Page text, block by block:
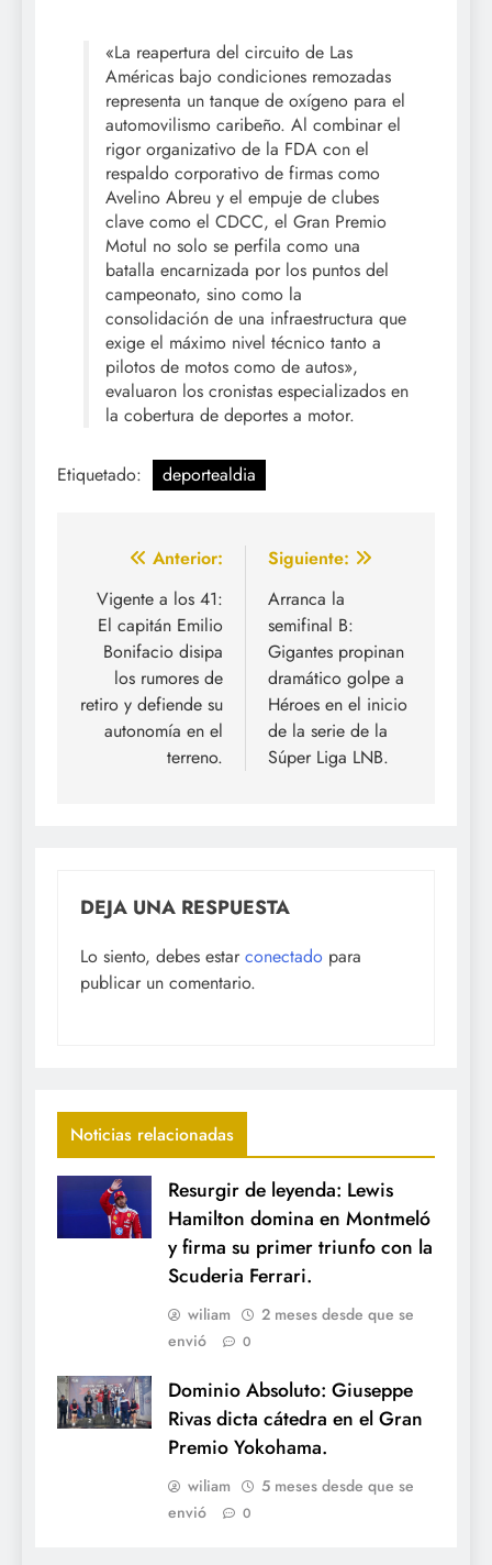
«La reapertura del circuito de Las
Américas bajo condiciones remozadas
representa un tanque de oxígeno para el
automovilismo caribeño. Al combinar el
rigor organizativo de la FDA con el
respaldo corporativo de firmas como
Avelino Abreu y el empuje de clubes
clave como el CDCC, el Gran Premio
Motul no solo se perfila como una
batalla encarnizada por los puntos del
campeonato, sino como la
consolidación de una infraestructura que
exige el máximo nivel técnico tanto a
pilotos de motos como de autos»,
evaluaron los cronistas especializados en
la cobertura de deportes a motor.
Etiquetado: deportealdia
Navegación
de
entradas
Anterior:
Vigente a los 41:
El capitán Emilio
Bonifacio disipa
los rumores de
retiro y defiende su
autonomía en el
terreno.
Siguiente:
Arranca la
semifinal B:
Gigantes propinan
dramático golpe a
Héroes en el inicio
de la serie de la
Súper Liga LNB.
DEJA UNA RESPUESTA
Lo siento, debes estar conectado para
publicar un comentario.
Noticias relacionadas
Resurgir de leyenda: Lewis
Hamilton domina en Montmeló
y firma su primer triunfo con la
Scuderia Ferrari.
wiliam
2 meses desde que se
envió
0
Dominio Absoluto: Giuseppe
Rivas dicta cátedra en el Gran
Premio Yokohama.
wiliam
5 meses desde que se
envió
0